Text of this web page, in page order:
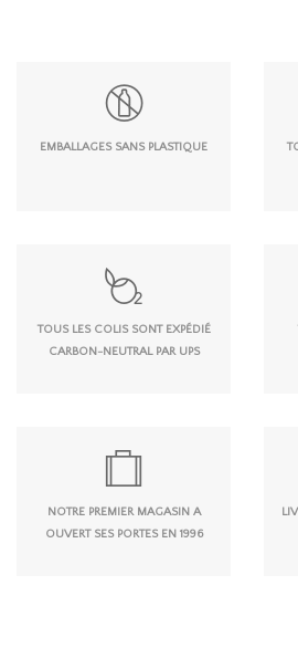
EMBALLAGES SANS PLASTIQUE
TOUS LES COLIS SONT EXPÉDIÉ
CARBON-NEUTRAL PAR UPS
NOTRE PREMIER MAGASIN A
OUVERT SES PORTES EN 1996